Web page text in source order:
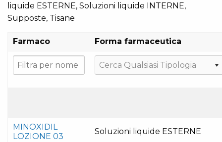
liquide ESTERNE, Soluzioni liquide INTERNE,
Supposte, Tisane
Farmaco Forma farmaceutica
MINOXIDIL
LOZIONE 03
Soluzioni liquide ESTERNE